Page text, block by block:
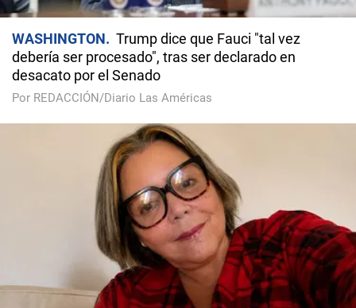
WASHINGTON
Trump dice que Fauci "tal vez
debería ser procesado", tras ser declarado en
desacato por el Senado
Por REDACCIÓN/Diario Las Américas